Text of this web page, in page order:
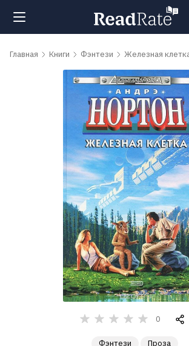
Поиск
обсуждаемые
Главная Книги Фэнтези Железная
0
Фэнтези Проза